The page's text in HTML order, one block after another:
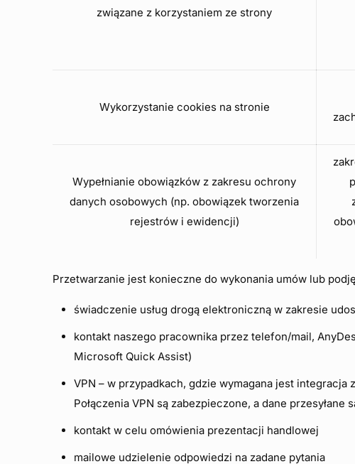
związane z korzystaniem ze strony
Wykorzystanie cookies na stronie
Wypełnianie obowiązków z zakresu ochrony
danych osobowych (np. obowiązek tworzenia
rejestrów i ewidencji)
Przetwarzanie jest konieczne do wykonania umów lub
świadczenie usług drogą elektroniczną w zakresie
kontakt naszego pracownika przez telefon/mail,
Microsoft Quick Assist)
VPN – w przypadkach, gdzie wymagana jest
Połączenia VPN są zabezpieczone, a dane
kontakt w celu omówienia prezentacji handlowej
mailowe udzielenie odpowiedzi na zadane pytania